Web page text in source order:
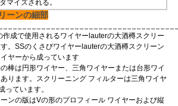
マイズされる。
ーンの細部
成で使用されるワイヤーlauterの大酒樽スクリー
。SSのくさびワイヤーlauterの大酒樽スクリーン
ヤーから成っています
棒は円形ワイヤー、三角ワイヤーまたは台形ワイ
ります。スクリーニング フィルターは三角ワイヤ
っています。
ンの版はVの形のプロフィール ワイヤーおよび縦